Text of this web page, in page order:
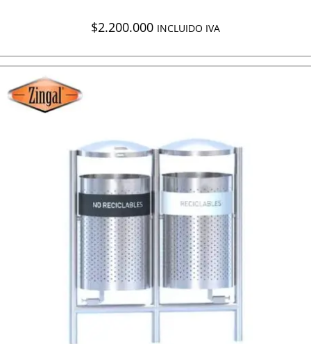
$2.200.000 INCLUIDO IVA